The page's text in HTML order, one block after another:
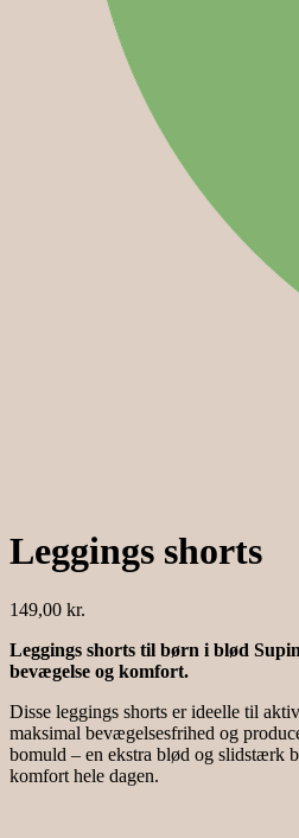
Leggings shorts
149,00 kr.
Leggings shorts til børn i blød
bevægelse og komfort.
Disse leggings shorts er ideelle til
maksimal bevægelsesfrihed og
bomuld – en ekstra blød og slidstærk
komfort hele dagen.